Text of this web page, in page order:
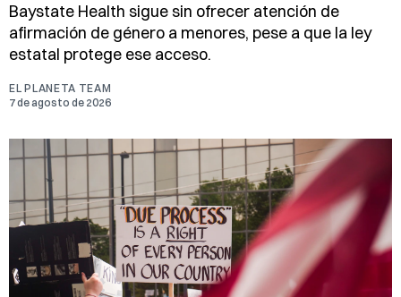
Baystate Health sigue sin ofrecer atención de
afirmación de género a menores, pese a que la ley
estatal protege ese acceso.
EL PLANETA TEAM
7 de agosto de 2026